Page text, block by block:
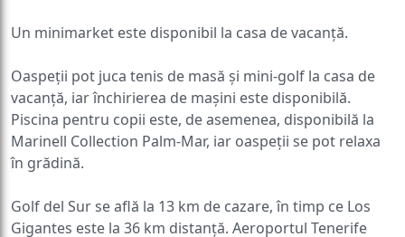
Un minimarket este disponibil la casa de vacanță.
Oaspeții pot juca tenis de masă și mini-golf la casa de
vacanță, iar închirierea de mașini este disponibilă.
Piscina pentru copii este, de asemenea, disponibilă la
Marinell Collection Palm-Mar, iar oaspeții se pot relaxa
în grădină.
Golf del Sur se află la 13 km de cazare, în timp ce Los
Gigantes este la 36 km distanță. Aeroportul Tenerife